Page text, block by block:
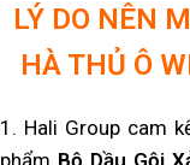
LÝ DO NÊN
HÀ THỦ Ô
1. Hali Group cam
phẩm Bộ Dầu Gội